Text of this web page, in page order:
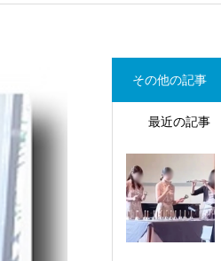
その他の記事
最近の記事